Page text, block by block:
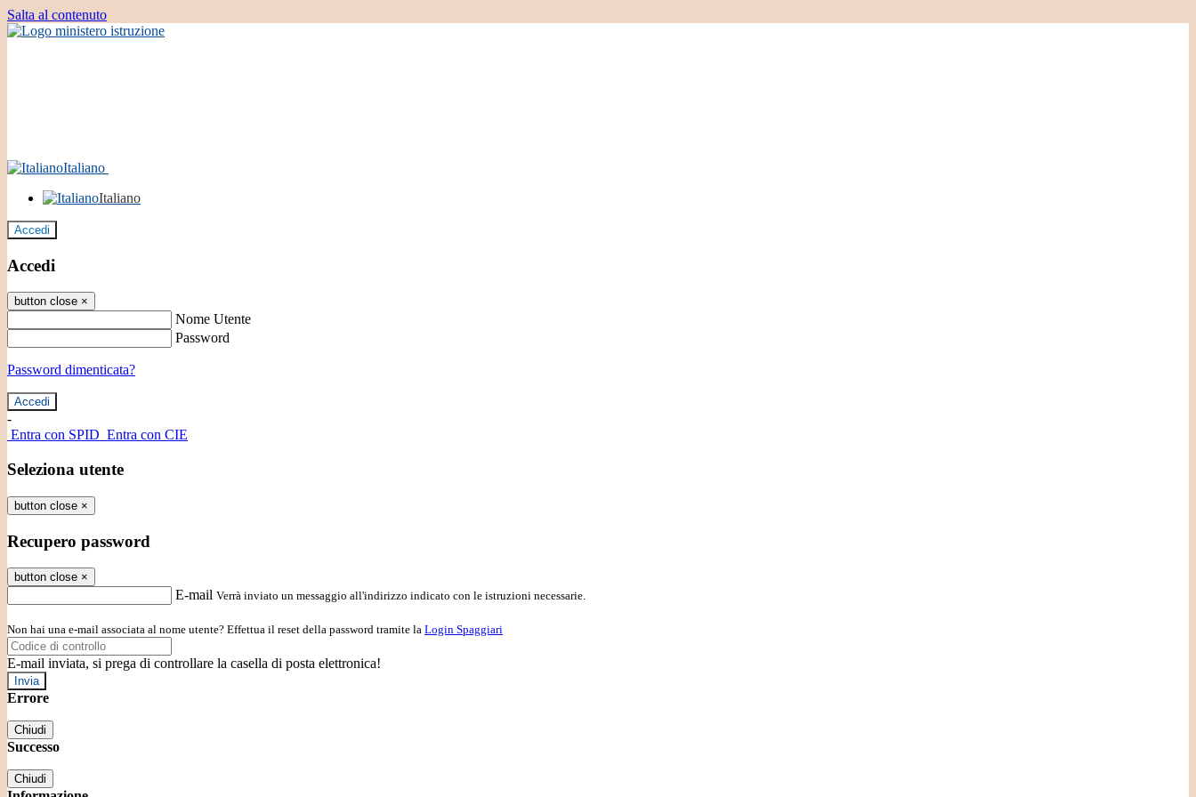
Salta al contenuto
Italiano
Italiano
Accedi
Accedi
button close ×
Nome Utente
Password
Password dimenticata?
-
Entra con SPID Entra con CIE
Seleziona utente
button close ×
Recupero password
button close ×
E-mail Verrà inviato un messaggio all'indirizzo indicato con le istruzioni necessarie.
Non hai una e-mail associata al nome utente? Effettua il reset della password tramite la Login Spaggiari
E-mail inviata, si prega di controllare la casella di posta elettronica!
Errore
Chiudi
Successo
Chiudi